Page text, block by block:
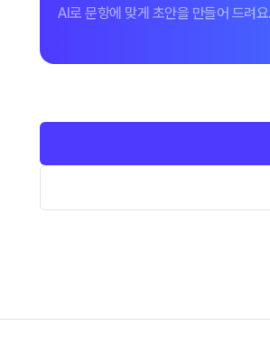
AI로 문항에 맞게 초안을 만들어 드려요.